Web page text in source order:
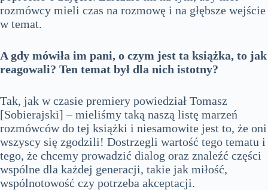
rozmówcy mieli czas na rozmowę i na głębsze wejście
w temat.
A gdy mówiła im pani, o czym jest ta książka, to jak
reagowali? Ten temat był dla nich istotny?
Tak, jak w czasie premiery powiedział Tomasz
[Sobierajski] – mieliśmy taką naszą listę marzeń
rozmówców do tej książki i niesamowite jest to, że oni
wszyscy się zgodzili! Dostrzegli wartość tego tematu i
tego, że chcemy prowadzić dialog oraz znaleźć części
wspólne dla każdej generacji, takie jak miłość,
wspólnotowość czy potrzeba akceptacji.